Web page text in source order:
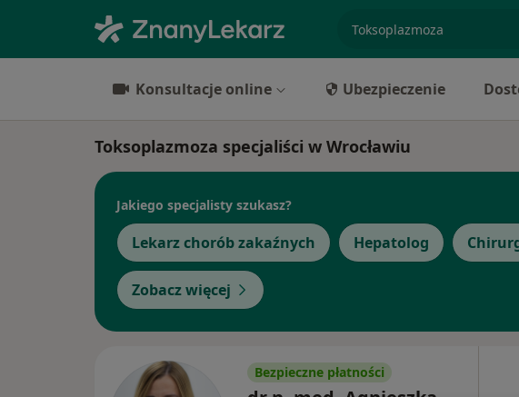
Konsultacje online Ubezpieczenie
Toksoplazmoza specjaliści w Wrocławiu
Jakiego specjalisty szukasz?
Lekarz chorób zakaźnych Hepatolog
Zobacz więcej
Bezpieczne płatności